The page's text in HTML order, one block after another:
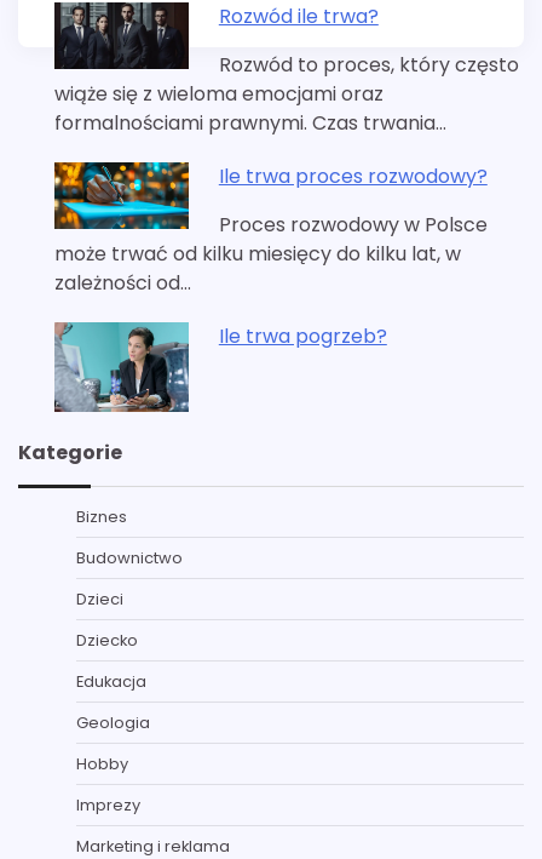
Rozwód ile trwa?
Rozwód to proces, który często
wiąże się z wieloma emocjami oraz
formalnościami prawnymi. Czas trwania…
Ile trwa proces rozwodowy?
Proces rozwodowy w Polsce
może trwać od kilku miesięcy do kilku lat, w
zależności od…
Ile trwa pogrzeb?
Kategorie
Biznes
Budownictwo
Dzieci
Dziecko
Edukacja
Geologia
Hobby
Imprezy
Marketing i reklama